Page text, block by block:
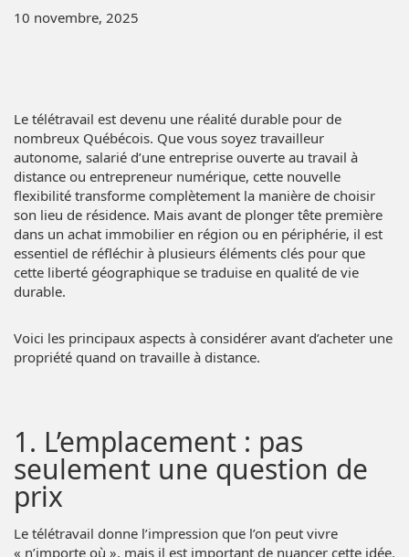
10 novembre, 2025
Le télétravail est devenu une réalité durable pour de
nombreux Québécois. Que vous soyez travailleur
autonome, salarié d’une entreprise ouverte au travail à
distance ou entrepreneur numérique, cette nouvelle
flexibilité transforme complètement la manière de choisir
son lieu de résidence. Mais avant de plonger tête première
dans un achat immobilier en région ou en périphérie, il est
essentiel de réfléchir à plusieurs éléments clés pour que
cette liberté géographique se traduise en qualité de vie
durable.
Voici les principaux aspects à considérer avant d’acheter une
propriété quand on travaille à distance.
1. L’emplacement : pas
seulement une question de
prix
Le télétravail donne l’impression que l’on peut vivre
« n’importe où », mais il est important de nuancer cette idée.